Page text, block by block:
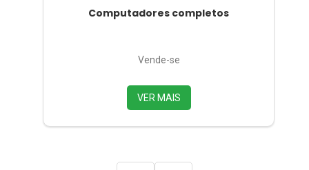
Impressoras de todos os modelos
Vende-se
VER MAIS